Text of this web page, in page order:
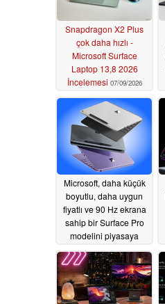
Snapdragon X2 Plus
çok daha hızlı -
Microsoft Surface
Laptop 13,8 2026
İncelemesi 07/09/2026
Microsoft, daha küçük
boyutlu, daha uygun
fiyatlı ve 90 Hz ekrana
sahip bir Surface Pro
modelini piyasaya
06/24/2026